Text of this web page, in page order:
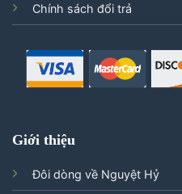
Chính sách đổi trả
Giới thiệu
Đôi dòng về Nguyệt Hỷ